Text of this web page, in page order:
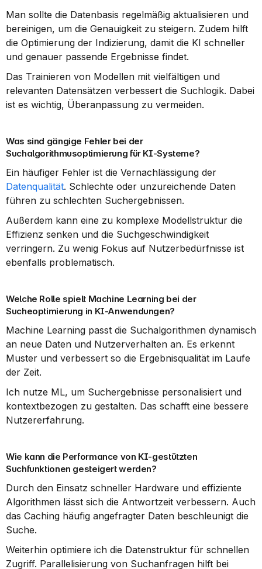
Man sollte die Datenbasis regelmäßig aktualisieren und
bereinigen, um die Genauigkeit zu steigern. Zudem hilft
die Optimierung der Indizierung, damit die KI schneller
und genauer passende Ergebnisse findet.
Das Trainieren von Modellen mit vielfältigen und
relevanten Datensätzen verbessert die Suchlogik. Dabei
ist es wichtig, Überanpassung zu vermeiden.
Was sind gängige Fehler bei der
Suchalgorithmusoptimierung für KI-Systeme?
Datenqualität. Schlechte oder unzureichende Daten
führen zu schlechten Suchergebnissen.
Außerdem kann eine zu komplexe Modellstruktur die
Effizienz senken und die Suchgeschwindigkeit
verringern. Zu wenig Fokus auf Nutzerbedürfnisse ist
ebenfalls problematisch.
Welche Rolle spielt Machine Learning bei der
Sucheoptimierung in KI-Anwendungen?
Machine Learning passt die Suchalgorithmen dynamisch
an neue Daten und Nutzerverhalten an. Es erkennt
Muster und verbessert so die Ergebnisqualität im Laufe
der Zeit.
Ich nutze ML, um Suchergebnisse personalisiert und
kontextbezogen zu gestalten. Das schafft eine bessere
Nutzererfahrung.
Wie kann die Performance von KI-gestützten
Suchfunktionen gesteigert werden?
Durch den Einsatz schneller Hardware und effiziente
Algorithmen lässt sich die Antwortzeit verbessern. Auch
das Caching häufig angefragter Daten beschleunigt die
Suche.
Weiterhin optimiere ich die Datenstruktur für schnellen
Zugriff. Parallelisierung von Suchanfragen hilft bei